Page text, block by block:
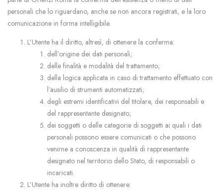
personali che lo riguardano, anche se non ancora registrati, e la loro
comunicazione in forma intelligibile.
L’Utente ha il diritto, altresì, di ottenere la conferma:
dell’origine dei dati personali;
delle finalità e modalità del trattamento;
della logica applicata in caso di trattamento effettuato con
l’ausilio di strumenti automatizzati;
degli estremi identificativi del titolare, dei responsabili e
del rappresentante designato;
dei soggetti o delle categorie di soggetti ai quali i dati
personali possono essere comunicati o che possono
venirne a conoscenza in qualità di rappresentante
designato nel territorio dello Stato, di responsabili o
incaricati.
L’Utente ha inoltre diritto di ottenere: